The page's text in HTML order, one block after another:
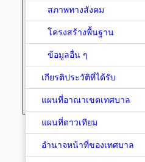
สภาพทางสังคม
โครงสร้างพื้นฐาน
ข้อมูลอื่น ๆ
เกียรติประวัติที่ได้รับ
แผนที่อาณาเขตเทศบาล
แผนที่ดาวเทียม
อำนาจหน้าที่ของเทศบาล